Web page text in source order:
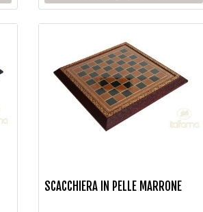
SCACCHIERA IN PELLE MARRONE